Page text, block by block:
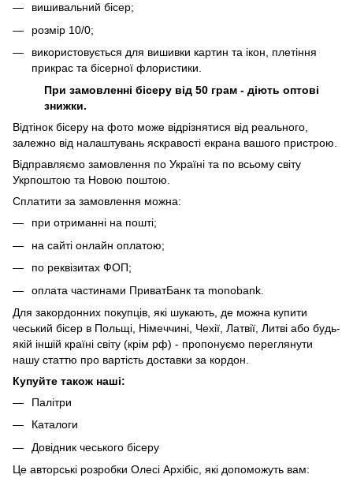
вишивальний бісер;
розмір 10/0;
використовується для вишивки картин та ікон, плетіння
прикрас та бісерної флористики.
При замовленні бісеру від 50 грам - діють оптові
знижки.
Відтінок бісеру на фото може відрізнятися від реального,
залежно від налаштувань яскравості екрана вашого пристрою.
Відправляємо замовлення по Україні та по всьому світу
Укрпоштою та Новою поштою.
Сплатити за замовлення можна:
при отриманні на пошті;
на сайті онлайн оплатою;
по реквізитах ФОП;
оплата частинами ПриватБанк та monobank.
Для закордонних покупців, які шукають, де можна купити
чеський бісер в Польщі, Німеччині, Чехії, Латвії, Литві або будь-
якій іншій країні світу (крім рф) - пропонуємо переглянути
нашу статтю про вартість доставки за кордон
Купуйте також наші:
Палітри
Каталоги
Довідник чеського бісеру
Це авторські розробки Олесі Архібіс, які допоможуть вам: